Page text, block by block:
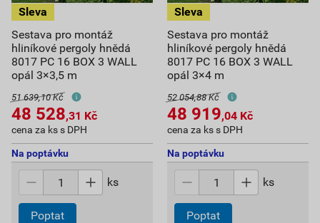
Sestava pro montáž
hliníkové pergoly hnědá
8017 PC 16 BOX 3 WALL
opál 3×3,5 m
51 639,10 Kč
48 528,31 Kč
cena za ks s DPH
Na poptávku
ks
Poptat
Sestava pro montáž
hliníkové pergoly hnědá
8017 PC 16 BOX 3 WALL
opál 3×4 m
52 054,88 Kč
48 919,04 Kč
cena za ks s DPH
Na poptávku
ks
Poptat